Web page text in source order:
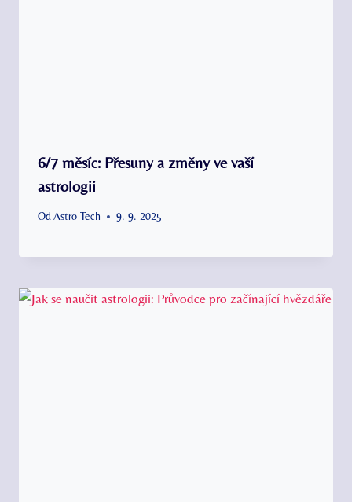
6/7 měsíc: Přesuny a změny ve vaší
astrologii
OdAstro Tech 9. 9. 2025